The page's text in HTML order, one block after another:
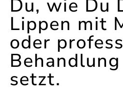
Du, wie Du
Lippen mit
oder
setzt.